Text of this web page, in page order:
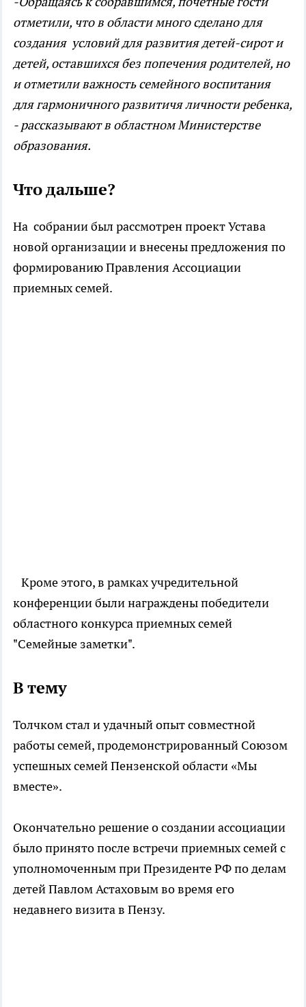
отметили, что в области много сделано для
создания условий для развития детей-сирот и
детей, оставшихся без попечения родителей, но
и отметили важность семейного воспитания
для гармоничного развитичя личности ребенка,
- рассказывают в областном Министерстве
образования.
Что дальше?
На собрании был рассмотрен проект Устава
новой организации и внесены предложения по
формированию Правления Ассоциации
приемных семей.
Кроме этого, в рамках учредительной
конференции были награждены победители
областного конкурса приемных семей
"Семейные заметки".
В тему
Толчком стал и удачный опыт совместной
работы семей, продемонстрированный Союзом
успешных семей Пензенской области «Мы
вместе».
Окончательно решение о создании ассоциации
было принято после встречи приемных семей с
уполномоченным при Президенте РФ по делам
детей Павлом Астаховым во время его
недавнего визита в Пензу.